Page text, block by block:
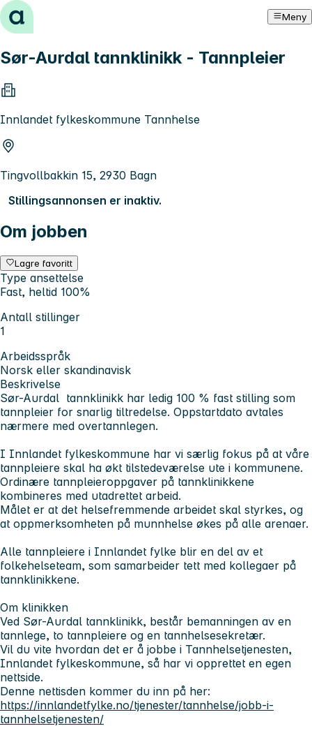
Hopp til innhold Meny
Sør-Aurdal tannklinikk - Tannpleier
Innlandet fylkeskommune Tannhelse
Tingvollbakkin 15, 2930 Bagn
Stillingsannonsen er inaktiv.
Om jobben
Lagre favoritt
Type ansettelse
Fast, heltid 100%
Antall stillinger
1
Arbeidsspråk
Norsk eller skandinavisk
Beskrivelse
Sør-Aurdal tannklinikk har ledig 100 % fast stilling som
tannpleier for snarlig tiltredelse. Oppstartdato avtales
nærmere med overtannlegen.
I Innlandet fylkeskommune har vi særlig fokus på at våre
tannpleiere skal ha økt tilstedeværelse ute i kommunene.
Ordinære tannpleieroppgaver på tannklinikkene
kombineres med utadrettet arbeid.
Målet er at det helsefremmende arbeidet skal styrkes, og
at oppmerksomheten på munnhelse økes på alle arenaer.
Alle tannpleiere i Innlandet fylke blir en del av et
folkehelseteam, som samarbeider tett med kollegaer på
tannklinikkene.
Om klinikken
Ved Sør-Aurdal tannklinikk, består bemanningen av en
tannlege, to tannpleiere og en tannhelsesekretær.
Vil du vite hvordan det er å jobbe i Tannhelsetjenesten,
Innlandet fylkeskommune, så har vi opprettet en egen
nettside.
Denne nettisden kommer du inn på her:
https://innlandetfylke.no/tjenester/tannhelse/jobb-i-
tannhelsetjenesten/